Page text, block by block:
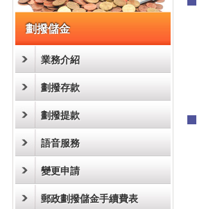
劃撥儲金
業務介紹
劃撥存款
劃撥提款
語音服務
變更申請
郵政劃撥儲金手續費表